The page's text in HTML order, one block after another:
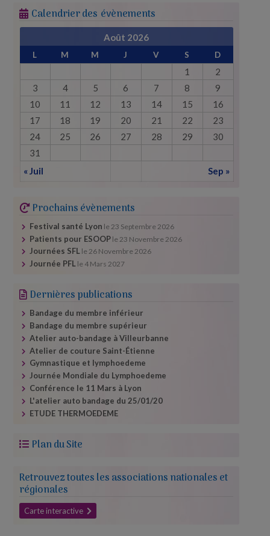
Calendrier des évènements
Août 2026
L M M J V S D
1
2
3
4 5 6 7 8
9
10
11 12 13 14 15
16
17
18 19 20 21 22
23
24
25 26 27 28 29
30
31
« Juil
Sep »
Prochains évènements
Festival santé Lyon le 23 Septembre 2026
Patients pour ESOOP le 23 Novembre 2026
Journées SFL le26 Novembre 2026
Journée PFL le 4 Mars 2027
Dernières publications
Bandage du membre inférieur
Bandage du membre supérieur
Atelier auto-​bandage à Villeurbanne
Atelier de couture Saint-Étienne
Gymnastique et lymphoedeme
Journée Mondiale du Lymphoedeme
Conférence le 11 Mars à Lyon
L'atelier auto bandage du 25/​01/​20
ETUDE THERMOEDEME
Plan du Site
Retrouvez toutes les associations nationales et
régionales
Carte interactive